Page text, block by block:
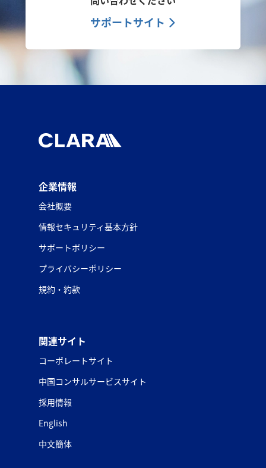
サポートサイト
企業情報
会社概要
情報セキュリティ基本方針
サポートポリシー
プライバシーポリシー
規約・約款
関連サイト
コーポレートサイト
中国コンサルサービスサイト
採用情報
English
中文簡体